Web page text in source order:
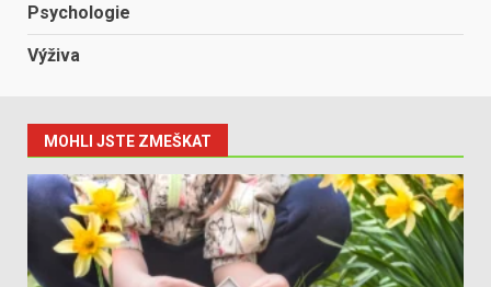
Psychologie
Výživa
MOHLI JSTE ZMEŠKAT